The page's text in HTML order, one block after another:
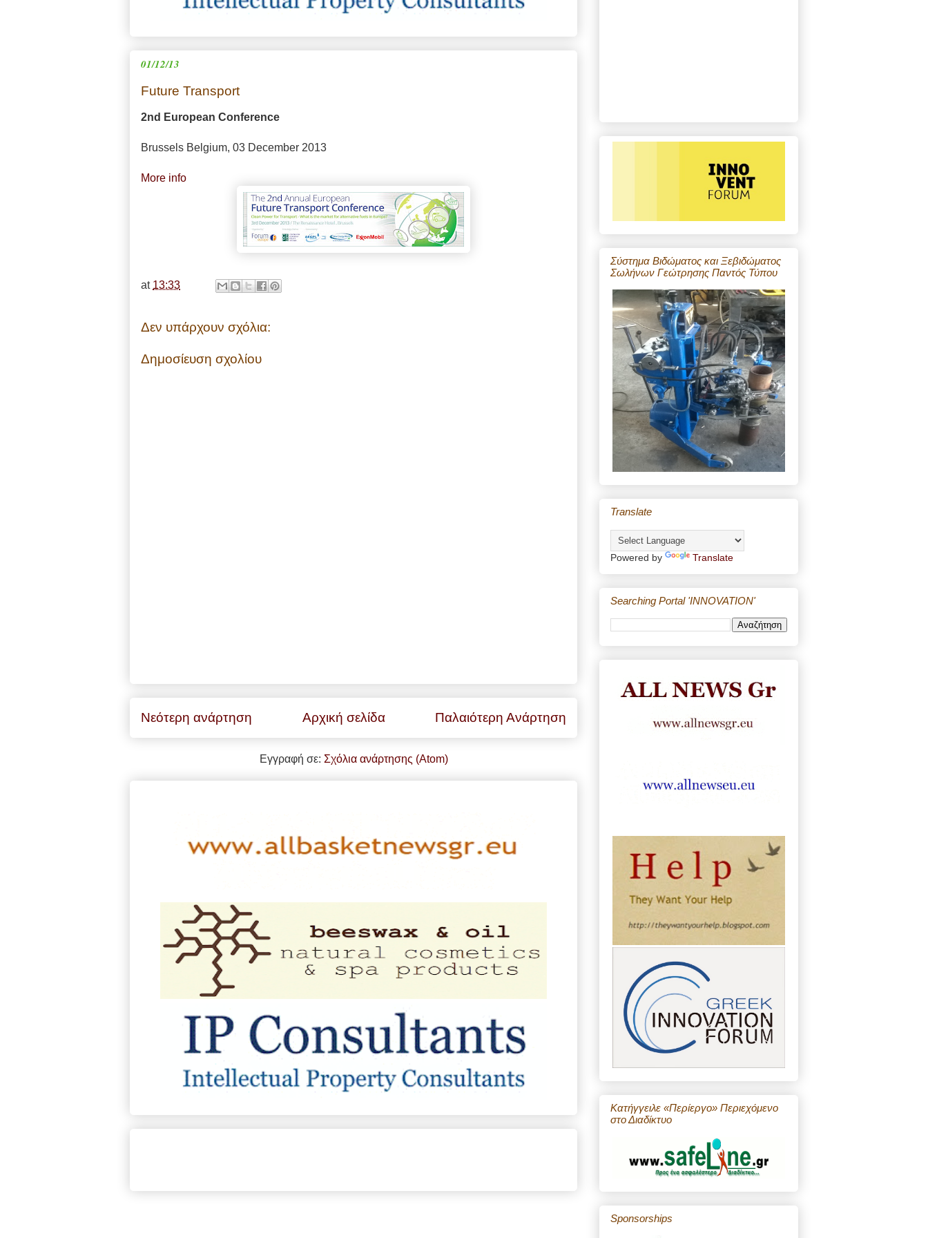
01/12/13
Future Transport
2nd European Conference
Brussels Belgium, 03 December 2013
More info
at 13:33
Δεν υπάρχουν σχόλια:
Δημοσίευση σχολίου
Νεότερη ανάρτηση Παλαιότερη Ανάρτηση
Αρχική σελίδα
Εγγραφή σε: Σχόλια ανάρτησης (Atom)
Σύστημα Βιδώματος και Ξεβιδώματος
Σωλήνων Γεώτρησης Παντός Τύπου
Translate
Powered by Translate
Searching Portal 'INNOVATION'
Κατήγγειλε «Περίεργο» Περιεχόμενο
στο Διαδίκτυο
Sponsorships